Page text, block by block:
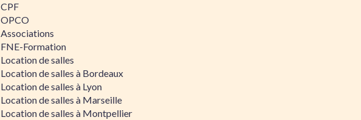
CPF
OPCO
Associations
FNE-Formation
Location de salles
Location de salles à Bordeaux
Location de salles à Lyon
Location de salles à Marseille
Location de salles à Montpellier